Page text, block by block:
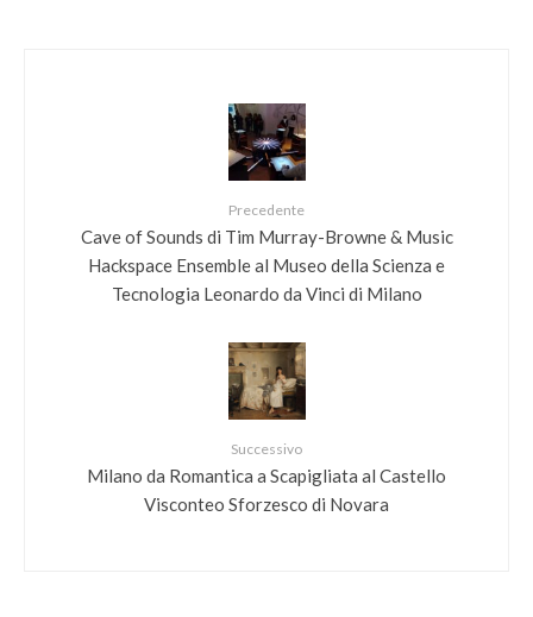
Precedente
Cave of Sounds di Tim Murray-Browne & Music
Hackspace Ensemble al Museo della Scienza e
Tecnologia Leonardo da Vinci di Milano
Successivo
Milano da Romantica a Scapigliata al Castello
Visconteo Sforzesco di Novara